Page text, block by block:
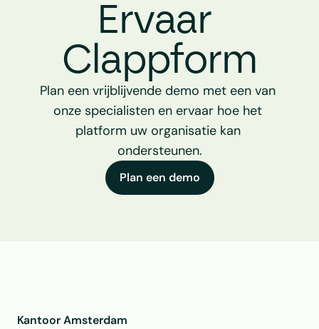
Ervaar
Clappform
Plan een vrijblijvende demo met een van
onze specialisten en ervaar hoe het
platform uw organisatie kan
ondersteunen.
Plan een demo
Kantoor Amsterdam